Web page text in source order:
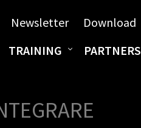
Newsletter Download
TRAINING PARTNERS